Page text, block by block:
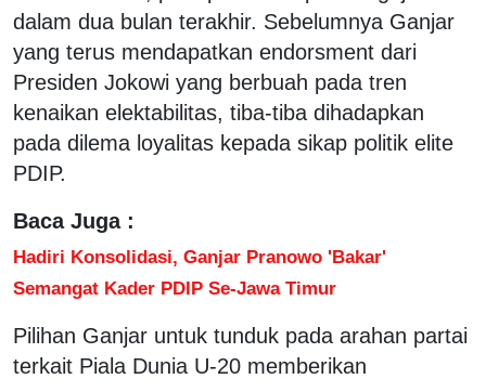
dalam dua bulan terakhir. Sebelumnya Ganjar
yang terus mendapatkan endorsment dari
Presiden Jokowi yang berbuah pada tren
kenaikan elektabilitas, tiba-tiba dihadapkan
pada dilema loyalitas kepada sikap politik elite
PDIP.
Baca Juga :
Hadiri Konsolidasi, Ganjar Pranowo 'Bakar'
Semangat Kader PDIP Se-Jawa Timur
Pilihan Ganjar untuk tunduk pada arahan partai
terkait Piala Dunia U-20 memberikan